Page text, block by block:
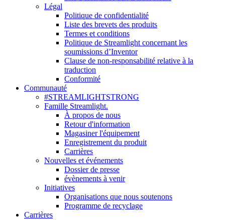
Légal
Politique de confidentialité
Liste des brevets des produits
Termes et conditions
Politique de Streamlight concernant les
soumissions d’Inventor
Clause de non-responsabilité relative à la
traduction
Conformité
Communauté
#STREAMLIGHTSTRONG
Famille Streamlight.
À propos de nous
Retour d'information
Magasiner l'équipement
Enregistrement du produit
Carrières
Nouvelles et événements
Dossier de presse
évènements à venir
Initiatives
Organisations que nous soutenons
Programme de recyclage
Carrières